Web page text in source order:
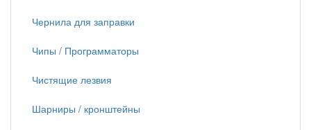
Чернила для заправки
Чипы / Программаторы
Чистящие лезвия
Шарниры / кронштейны